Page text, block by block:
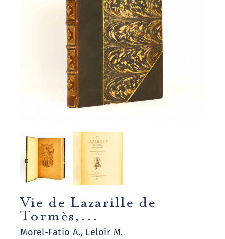
Vie de Lazarille de
Tormès,...
Morel-Fatio A., Leloir M.